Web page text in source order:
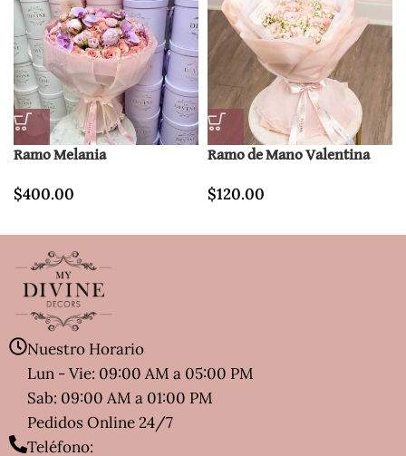
Ramo Melania
$400.00
Ramo de Mano Valentina
$120.00
Nuestro Horario
Lun - Vie: 09:00 AM a 05:00 PM
Sab: 09:00 AM a 01:00 PM
Pedidos Online 24/7
Teléfono: